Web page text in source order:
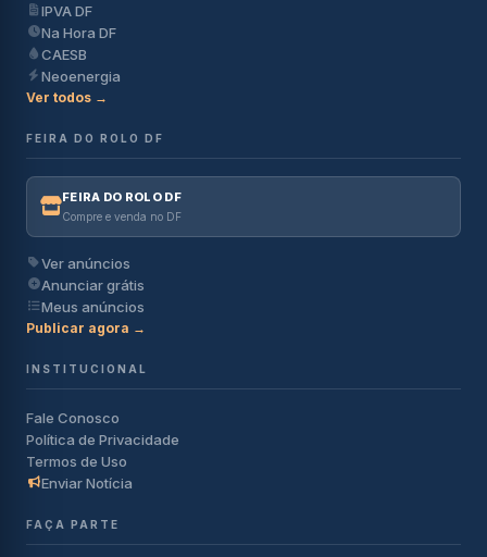
IPVA DF
Na Hora DF
CAESB
Neoenergia
Ver todos →
FEIRA DO ROLO DF
FEIRA DO ROLO DF
Compre e venda no DF
Ver anúncios
Anunciar grátis
Meus anúncios
Publicar agora →
INSTITUCIONAL
Fale Conosco
Política de Privacidade
Termos de Uso
Enviar Notícia
FAÇA PARTE